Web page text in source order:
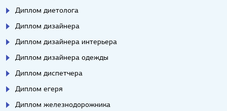
Диплом диетолога
Диплом дизайнера
Диплом дизайнера интерьера
Диплом дизайнера одежды
Диплом диспетчера
Диплом егеря
Диплом железнодорожника